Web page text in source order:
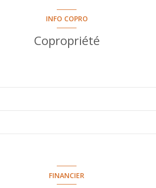
INFO COPRO
Copropriété
FINANCIER